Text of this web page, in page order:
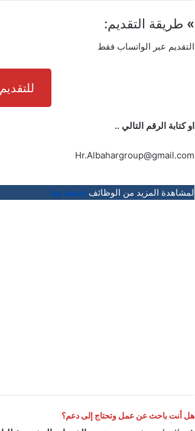
» طريقة التقديم:
التقديم عبر الواتساب فقط
او كتابة الرقم التالي ..
Hr.Albahargroup@gmail.com
لمشاهدة المزيد من الوظائف اضغط هنا
هل أنت باحث عن عمل وتحتاج إلى دعم؟